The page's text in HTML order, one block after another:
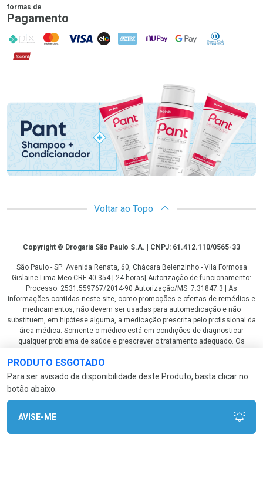
PRODUTO ESGOTADO
Para ser avisado da disponibilidade deste Produto, basta clicar no
botão abaixo.
AVISE-ME
formas de
Pagamento
PIX MasterCard
VISA ELO AMEX NuPay Google PayDiners Club
Hipercard
Promoção em Destaque
Voltar ao Topo
CopyrightCopyright © Drogaria São Paulo S.A. | CNPJ: 61.412.110/0565-33
São Paulo - SP: Avenida Renata, 60, Chácara Belenzinho - Vila Formosa
Gislaine Lima Meo CRF 40.354 | 24 horas| Autorização de funcionamento:
Processo: 2531.559767/2014-90 Autorização/MS: 7.31847.3 | As
informações contidas neste site, como promoções e ofertas de remédios e
medicamentos, não devem ser usadas para automedicação e não
substituem, em hipótese alguma, a medicação prescrita pelo profissional da
área médica. Somente o médico está em condições de diagnosticar
qualquer problema de saúde e prescrever o tratamento adequado. Os
fotos contidas em nosso site são meramente ilustrativas. *Preços e
disponibilidade sujeitos a alterações no decorrer do dia. Antibióticos e
antimicrobianos vendas apenas em lojas físicas ou televendas. Portaria nº
344 - 01/02/1999 - Ministério da Saúde. Horário de funcionamento Central
LGPD Aceite os Cookies